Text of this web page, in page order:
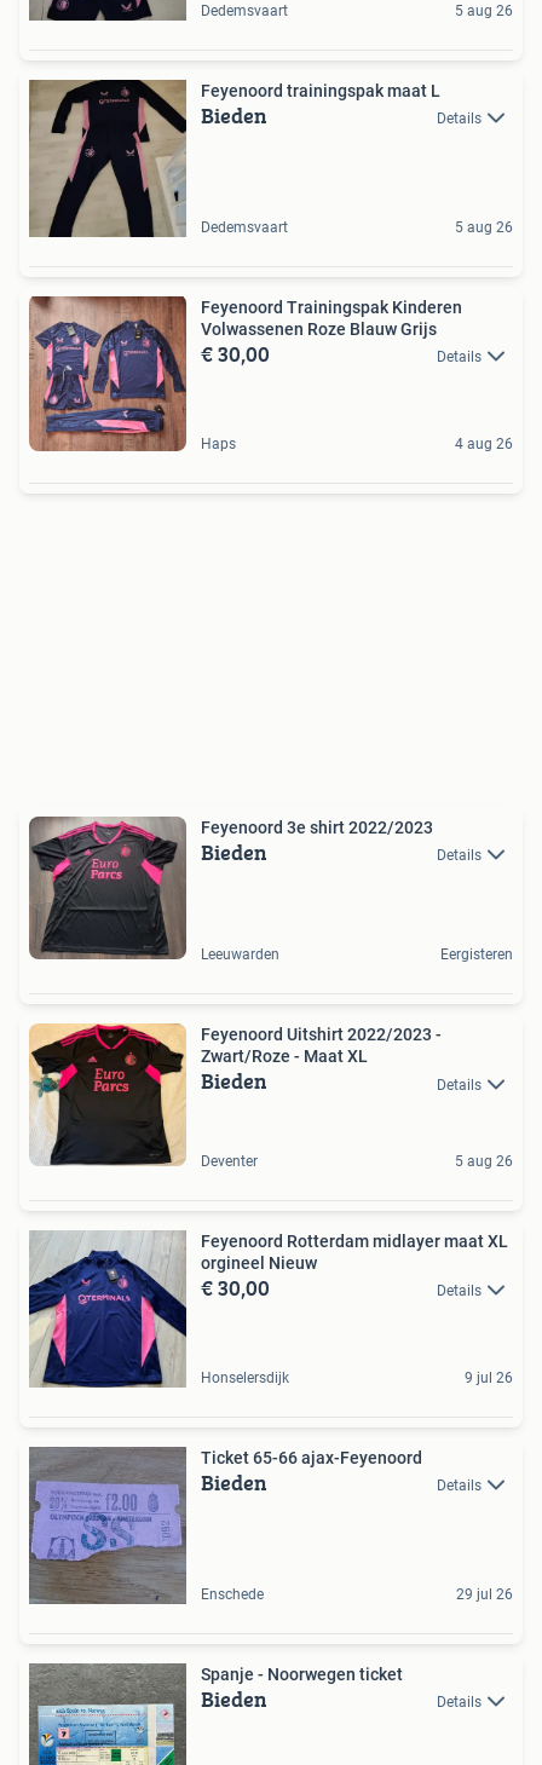
Dedemsvaart 5 aug 26
Feyenoord trainingspak maat L
Bieden Details
Dedemsvaart 5 aug 26
Feyenoord Trainingspak Kinderen
Volwassenen Roze Blauw Grijs
€ 30,00 Details
Haps 4 aug 26
Feyenoord 3e shirt 2022/2023
Bieden Details
Leeuwarden Eergisteren
Feyenoord Uitshirt 2022/2023 -
Zwart/Roze - Maat XL
Bieden Details
Deventer 5 aug 26
Feyenoord Rotterdam midlayer maat XL
orgineel Nieuw
€ 30,00 Details
Honselersdijk 9 jul 26
Ticket 65-66 ajax-Feyenoord
Bieden Details
Enschede 29 jul 26
Spanje - Noorwegen ticket
Bieden Details